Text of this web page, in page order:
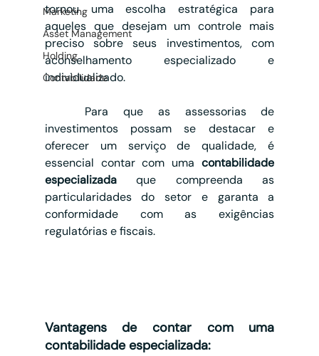
Marketing
Asset Management
Holding
Contabilidade
tornou uma escolha estratégica para
aqueles que desejam um controle mais
preciso sobre seus investimentos, com
aconselhamento especializado e
individualizado.
investimentos possam se destacar e
oferecer um serviço de qualidade, é
essencial contar com uma contabilidade
especializada que compreenda as
particularidades do setor e garanta a
conformidade com as exigências
regulatórias e fiscais.
Vantagens de contar com uma
contabilidade especializada: